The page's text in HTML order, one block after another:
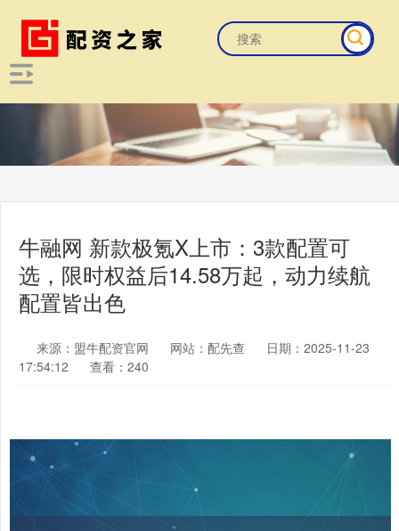
牛融网 新款极氪X上市：3款配置可
选，限时权益后14.58万起，动力续航
配置皆出色
来源：盟牛配资官网 网站：配先查
日期：2025-11-23
17:54:12
查看：240